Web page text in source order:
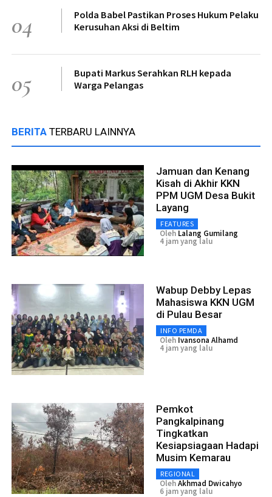
04
Polda Babel Pastikan Proses Hukum Pelaku
Kerusuhan Aksi di Beltim
05
Bupati Markus Serahkan RLH kepada
Warga Pelangas
BERITA TERBARU LAINNYA
Jamuan dan Kenang
Kisah di Akhir KKN
PPM UGM Desa Bukit
Layang
FEATURES
Oleh Lalang Gumilang
4 jam yang lalu
Wabup Debby Lepas
Mahasiswa KKN UGM
di Pulau Besar
INFO PEMDA
Oleh Ivansona Alhamd
4 jam yang lalu
Pemkot
Pangkalpinang
Tingkatkan
Kesiapsiagaan Hadapi
Musim Kemarau
REGIONAL
OlehAkhmad Dwicahyo
6 jam yang lalu